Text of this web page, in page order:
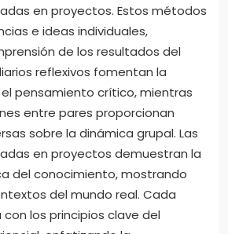
en proyectos. Estos métodos
e ideas individuales,
de los resultados del
reflexivos fomentan la
pensamiento crítico, mientras
entre pares proporcionan
sobre la dinámica grupal. Las
en proyectos demuestran la
del conocimiento, mostrando
del mundo real. Cada
los principios clave del